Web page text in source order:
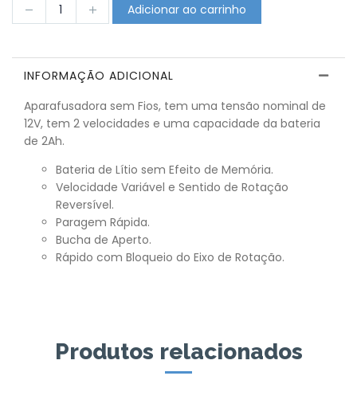
Adicionar ao carrinho
INFORMAÇÃO ADICIONAL
Aparafusadora sem Fios, tem uma tensão nominal de
12V, tem 2 velocidades e uma capacidade da bateria
de 2Ah.
Bateria de Lítio sem Efeito de Memória.
Velocidade Variável e Sentido de Rotação
Reversível.
Paragem Rápida.
Bucha de Aperto.
Rápido com Bloqueio do Eixo de Rotação.
Produtos relacionados